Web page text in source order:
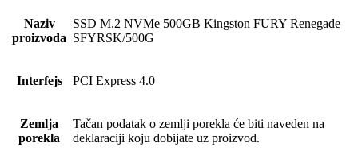
Naziv
proizvoda
SSD M.2 NVMe 500GB Kingston FURY Renegade
SFYRSK/500G
Interfejs PCI Express 4.0
Zemlja
porekla
Tačan podatak o zemlji porekla će biti naveden na
deklaraciji koju dobijate uz proizvod.